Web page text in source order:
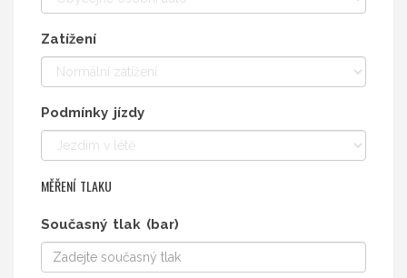
Zatížení
Podmínky jízdy
MĚŘENÍ TLAKU
Současný tlak (bar)